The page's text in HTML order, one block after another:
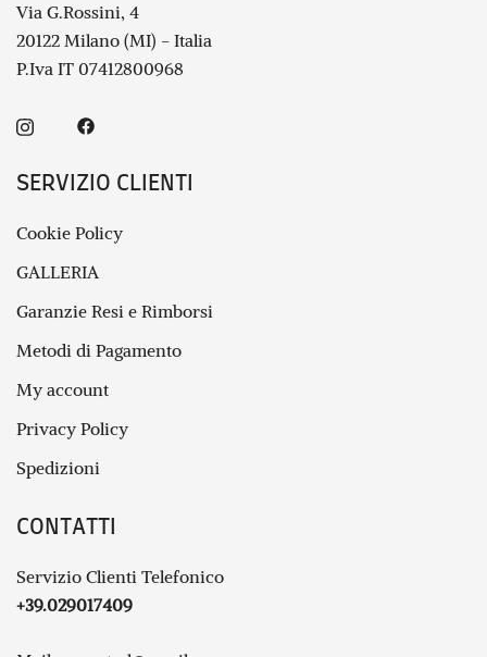
Via G.Rossini, 4
20122 Milano (MI) - Italia
P.Iva IT 07412800968
SERVIZIO CLIENTI
Cookie Policy
GALLERIA
Garanzie Resi e Rimborsi
Metodi di Pagamento
My account
Privacy Policy
Spedizioni
CONTATTI
Servizio Clienti Telefonico
+39.029017409